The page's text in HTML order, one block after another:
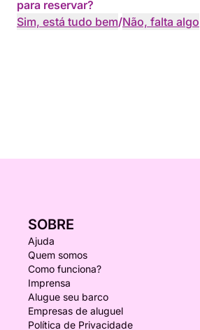
para reservar?
Sim, está tudo bem/Não, falta algo
SOBRE
Ajuda
Quem somos
Como funciona?
Imprensa
Alugue seu barco
Empresas de aluguel
Política de Privacidade